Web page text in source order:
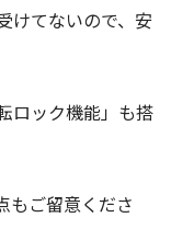
けてないので、安
ロック機能」も搭
もご留意くださ